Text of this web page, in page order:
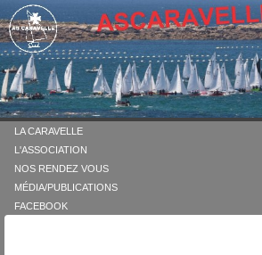
LA CARAVELLE
L'ASSOCIATION
NOS RENDEZ VOUS
MÉDIA/PUBLICATIONS
FACEBOOK